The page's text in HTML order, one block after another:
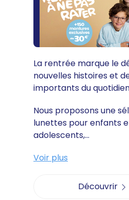
La rentrée marque le
nouvelles histoires et
importants du
Nous proposons une
lunettes pour enfants
adolescents,...
Voir plus
Découvrir